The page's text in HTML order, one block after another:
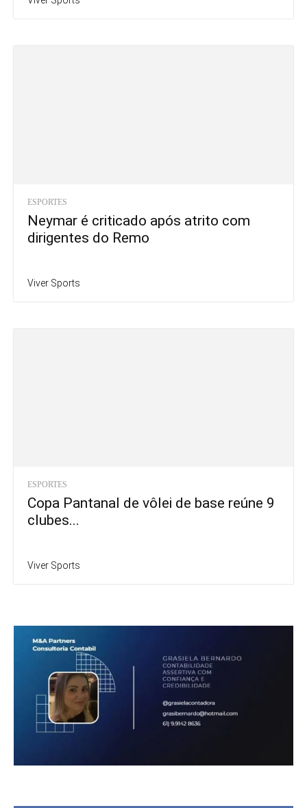
ESPORTES
Neymar é criticado após atrito com
dirigentes do Remo
Viver Sports
ESPORTES
Copa Pantanal de vôlei de base reúne 9
clubes...
Viver Sports